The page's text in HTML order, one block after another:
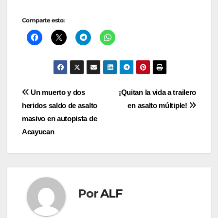
Comparte esto:
Navegación
de
entradas
¡Quitan la vida a trailero
en asalto múltiple!
Un muerto y dos
heridos saldo de asalto
masivo en autopista de
Acayucan
PorALF